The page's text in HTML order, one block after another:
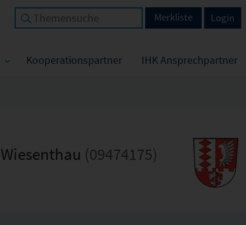
Kooperationspartner IHK Ansprechpartner
Login
Merkliste
Wiesenthau (09474175)